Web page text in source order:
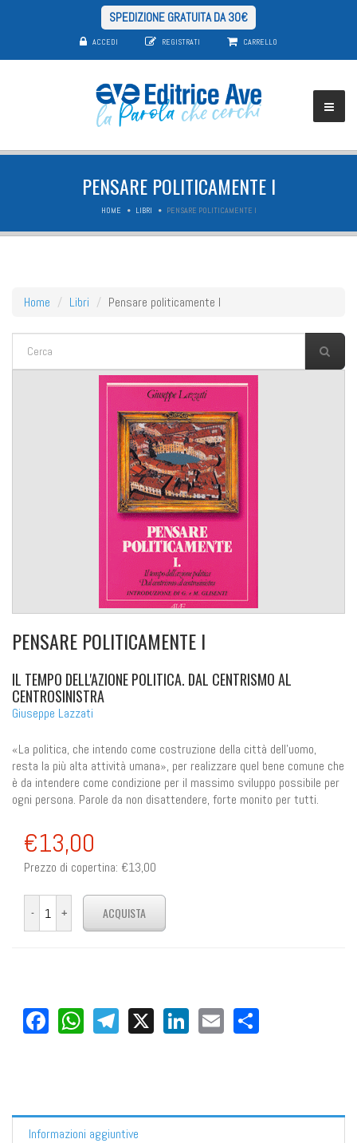
SPEDIZIONE GRATUITA DA 30€
ACCEDI REGISTRATI CARRELLO
PENSARE POLITICAMENTE I
HOME LIBRI PENSARE POLITICAMENTE I
Home Libri Pensare politicamente I
FORM DI RICERCA
PENSARE POLITICAMENTE I
IL TEMPO DELL'AZIONE POLITICA. DAL CENTRISMO AL
CENTROSINISTRA
Giuseppe Lazzati
«La politica, che intendo come costruzione della città dell'uomo,
resta la più alta attività umana», per realizzare quel bene comune che
è da intendere come condizione per il massimo sviluppo possibile per
ogni persona. Parole da non disattendere, forte monito per tutti.
€13,00
Prezzo di copertina: €13,00
Facebook
WhatsApp
Telegram
X LinkedIn
Email
Informazioni aggiuntive